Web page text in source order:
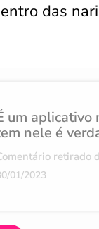
das
um aplicativo
nele é
retirado
01/2023